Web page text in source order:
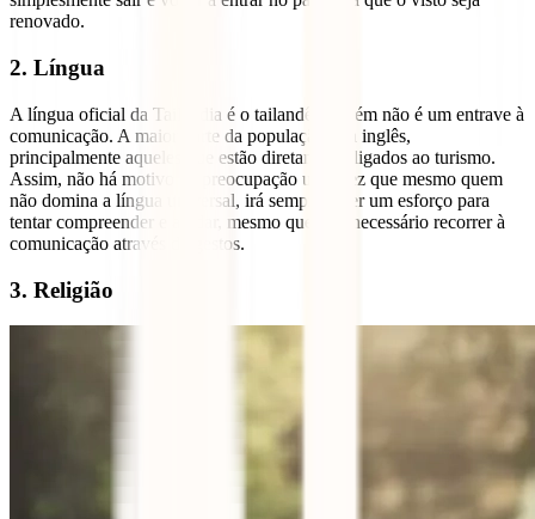
renovado.
2. Língua
A língua oficial da Tailândia é o tailandês, porém não é um entrave à
comunicação. A maior parte da população fala inglês,
principalmente aqueles que estão diretamente ligados ao turismo.
Assim, não há motivo de preocupação uma vez que mesmo quem
não domina a língua universal, irá sempre fazer um esforço para
tentar compreender e ajudar, mesmo que seja necessário recorrer à
comunicação através de gestos.
3. Religião